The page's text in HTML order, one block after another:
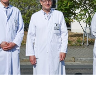
Finanzen
Kiefer